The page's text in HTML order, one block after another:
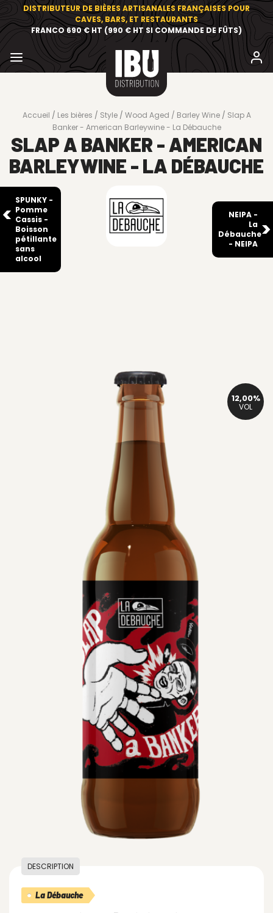
DISTRIBUTEUR DE BIÈRES ARTISANALES FRANÇAISES POUR
CAVES, BARS, ET RESTAURANTS
FRANCO 690 € HT (990 € HT SI COMMANDE DE FÛTS)
Accueil Les bières Style Wood Aged / Barley Wine
Slap A
Banker - American Barleywine - La Débauche
SLAP A BANKER - AMERICAN
BARLEYWINE - LA DÉBAUCHE
SPUNKY -
Pomme
Cassis -
Boisson
pétillante
sans
alcool
NEIPA -
La
Débauche
- NEIPA
12,00%
VOL
DESCRIPTION
La Débauche